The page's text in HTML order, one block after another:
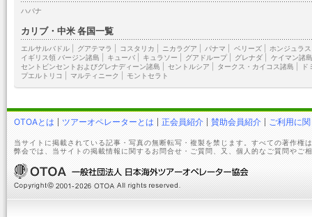
ハバナ
カリブ・中米 各国一覧
エルサルバドル グアテマラ コスタリカ ニカラグア パナマ ベリーズ| ホンジュラス
イギリス領 バージン諸島
キューバ キュラソー グアドループ| グレナダ
ケイマン諸島
セントビンセントおよびグレナディーン諸島
セントルシア タークス・カイコス諸島
ド
プエルトリコ
マルティニーク モントセラト
OTOAとは ツアーオペレーターとは 正会員紹介 賛助会員紹介 ご利用に
当サイトに掲載されている記事・写真の無断転写・複製を禁じます。すべての著作権
弊会では、当サイトの掲載情報に関するお問合せ・ご質問、又、個人的なご質問やご